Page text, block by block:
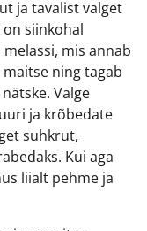
ja tavalist valget
on siinkohal
mis annab
ning tagab
Valge
ja krõbedate
suhkrut,
Kui aga
liialt pehme ja